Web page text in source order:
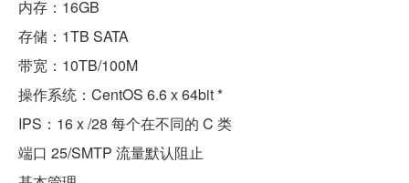
内存：16GB
存储：1TB SATA
带宽：10TB/100M
操作系统：CentOS 6.6 x 64bit *
IPS：16 x /28 每个在不同的 C 类
端口 25/SMTP 流量默认阻止